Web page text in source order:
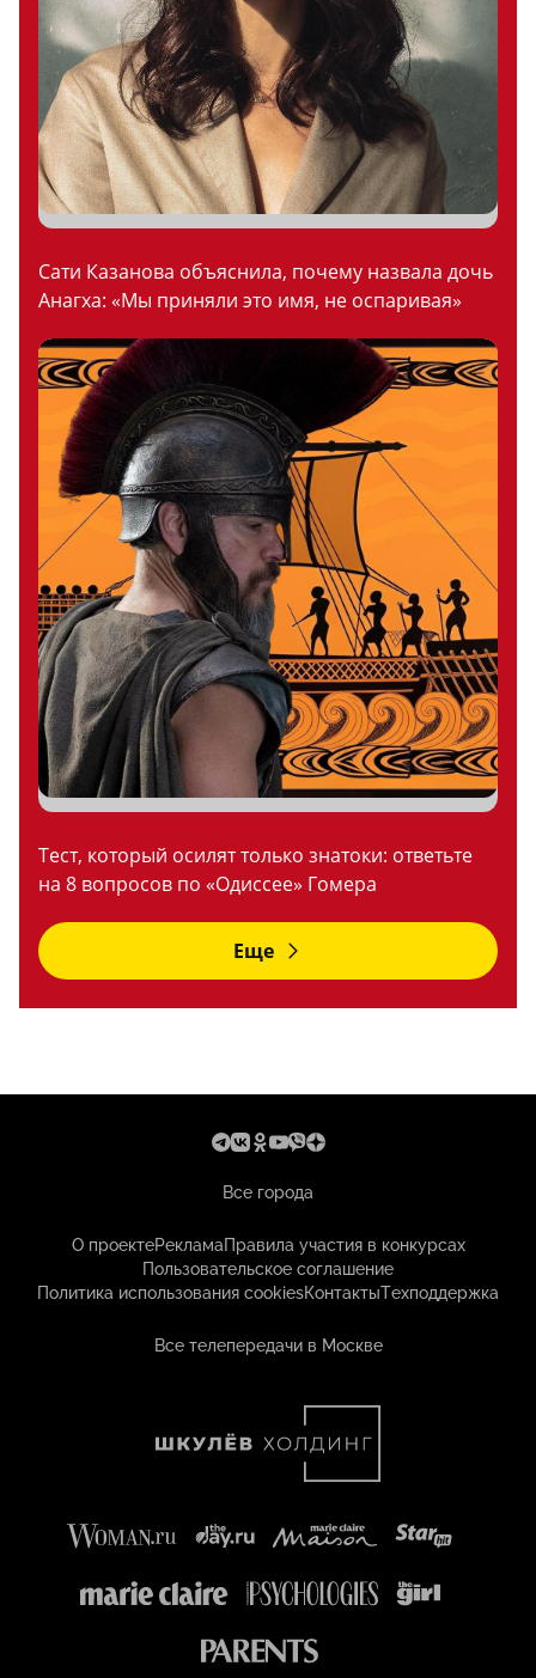
Сати Казанова объяснила, почему назвала дочь
Анагха: «Мы приняли это имя, не оспаривая»
Тест, который осилят только знатоки: ответьте
на 8 вопросов по «Одиссее» Гомера
Еще
Все города
О проектеРекламаПравила участия в конкурсах
Пользовательское соглашение
Политика использования cookiesКонтактыТехподдержка
Все телепередачи в Москве